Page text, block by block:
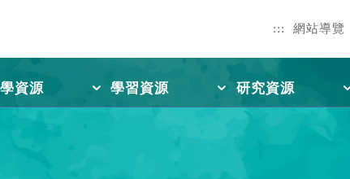
::: 網站導覽
資源 學習資源 研究資源